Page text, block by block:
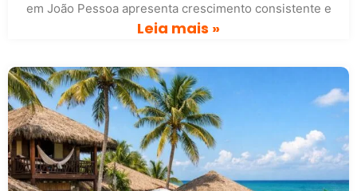
em João Pessoa apresenta crescimento consistente e
Leia mais »